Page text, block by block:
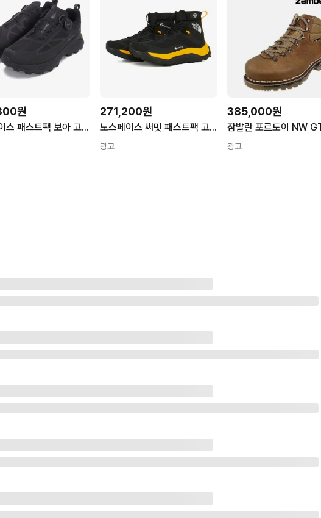
원
노스페이스 패스트팩 보아 고어텍스 NS95S01A
271,200원
노스페이스 써밋 패스트팩 고어텍스 NS91R52A
광고
385,000원
광고